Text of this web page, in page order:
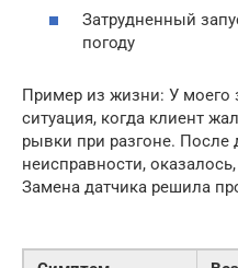
Затрудненный
погоду
Пример из жизни: У моего
ситуация, когда клиент
рывки при разгоне. После
неисправности,
Замена датчика решила